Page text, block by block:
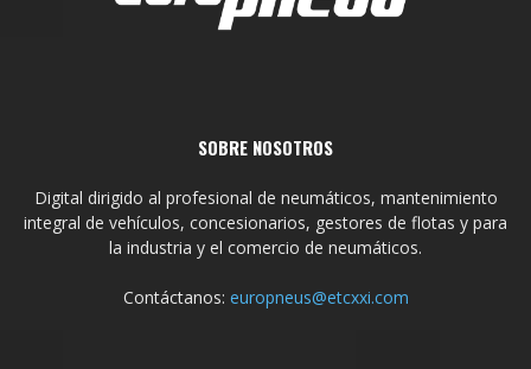
SOBRE NOSOTROS
Digital dirigido al profesional de neumáticos, mantenimiento
integral de vehículos, concesionarios, gestores de flotas y para
la industria y el comercio de neumáticos.
Contáctanos: europneus@etcxxi.com